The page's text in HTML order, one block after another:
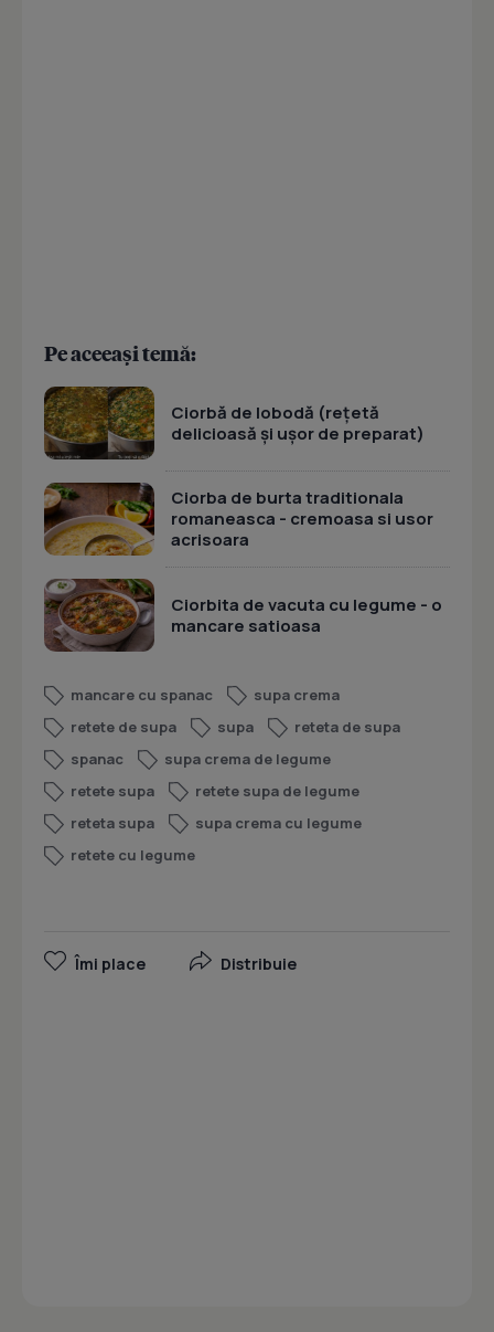
Pe aceeași temă:
Ciorbă de lobodă (rețetă
delicioasă și ușor de preparat)
Ciorba de burta traditionala
romaneasca - cremoasa si usor
acrisoara
Ciorbita de vacuta cu legume - o
mancare satioasa
mancare cu spanac
supa crema
retete de supa
supa
reteta de supa
spanac
supa crema de legume
retete supa
retete supa de legume
reteta supa
supa crema cu legume
retete cu legume
Îmi place Distribuie